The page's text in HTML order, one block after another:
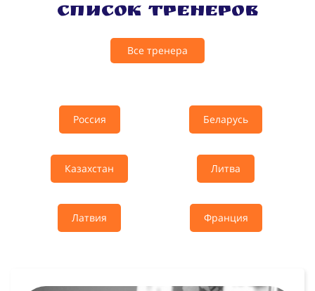
Список тренеров
Все тренера
Россия Беларусь
Казахстан Литва
Латвия Франция